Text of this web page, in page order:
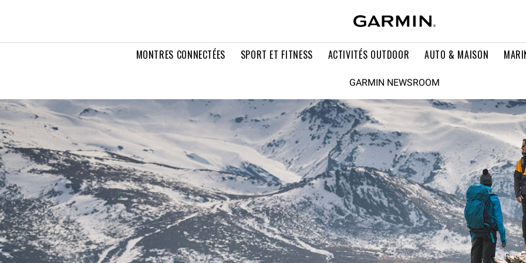
MONTRES CONNECTÉES SPORT ET FITNESS ACTIVITÉS OUTDOOR AUTO & MAISON
GARMIN NEWSROOM